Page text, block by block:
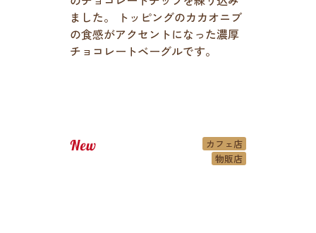
ました。 トッピングのカカオニブ
の食感がアクセントになった濃厚
チョコレートベーグルです。
カフェ店
物販店